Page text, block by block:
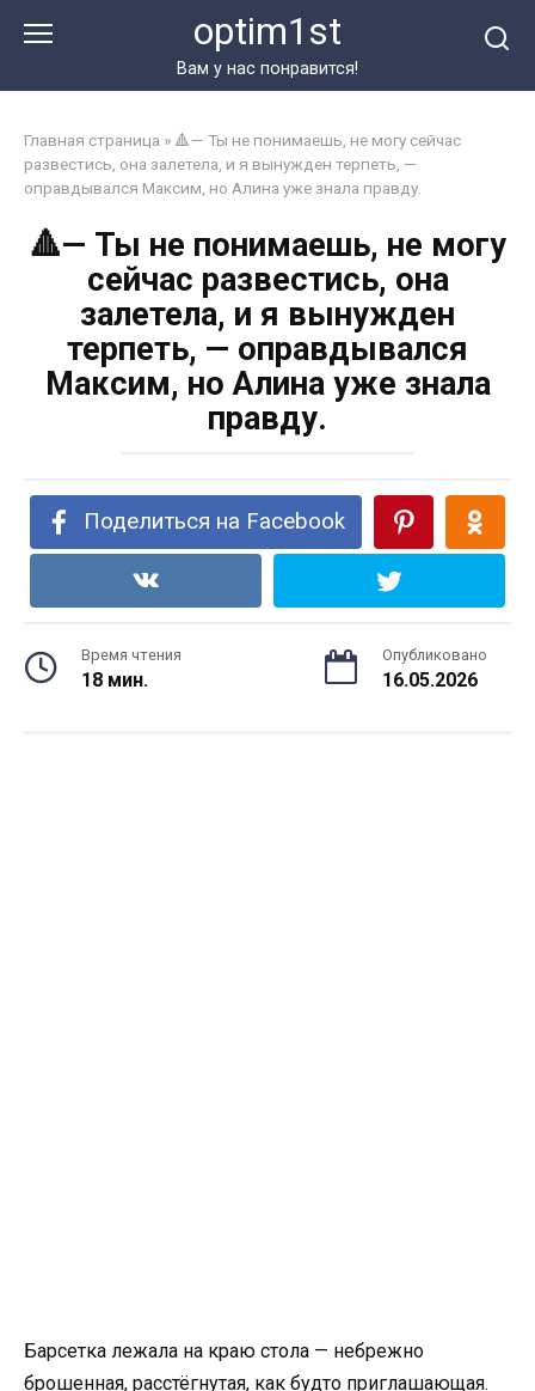
optim1st
Вам у нас понравится!
Главная страница » 🔺— Ты не понимаешь, не могу сейчас
развестись, она залетела, и я вынужден терпеть, —
оправдывался Максим, но Алина уже знала правду.
🔺— Ты не понимаешь, не могу
сейчас развестись, она
залетела, и я вынужден
терпеть, — оправдывался
Максим, но Алина уже знала
правду.
Поделиться на Facebook
Время чтения
18 мин.
Опубликовано
16.05.2026
Барсетка лежала на краю стола — небрежно
брошенная, расстёгнутая, как будто приглашающая.